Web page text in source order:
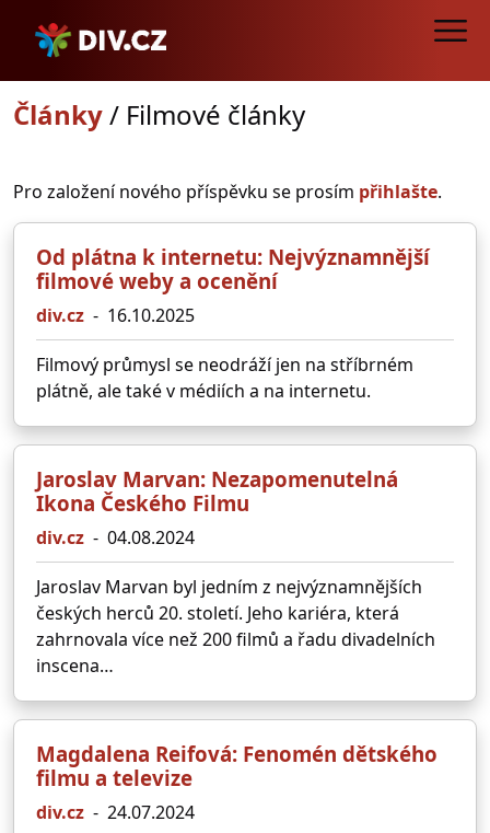
Články/ Filmové články
Pro založení nového příspěvku se prosím přihlašte.
Od plátna k internetu: Nejvýznamnější
filmové weby a ocenění
div.cz - 16.10.2025
Filmový průmysl se neodráží jen na stříbrném
plátně, ale také v médiích a na internetu.
Jaroslav Marvan: Nezapomenutelná
Ikona Českého Filmu
div.cz - 04.08.2024
Jaroslav Marvan byl jedním z nejvýznamnějších
českých herců 20. století. Jeho kariéra, která
zahrnovala více než 200 filmů a řadu divadelních
inscena…
Magdalena Reifová: Fenomén dětského
filmu a televize
div.cz - 24.07.2024